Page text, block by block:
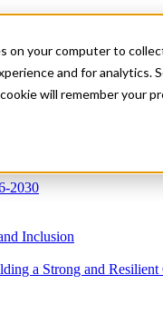
on your computer to
and for analytics.
will remember your
2030
Inclusion
a Strong and Resilient